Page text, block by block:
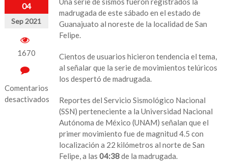
04
Sep 2021
1670
Comentarios
desactivados
madrugada de este sábado en el estado de
Guanajuato al noreste de la localidad de San
Felipe.
Cientos de usuarios hicieron tendencia el tema,
al señalar que la serie de movimientos telúricos
los despertó de madrugada.
Reportes del Servicio Sismológico Nacional
(SSN) perteneciente a la Universidad Nacional
Autónoma de México (UNAM) señalan que el
primer movimiento fue de magnitud 4.5 con
localización a 22 kilómetros al norte de San
Felipe, a las04:38de la madrugada.